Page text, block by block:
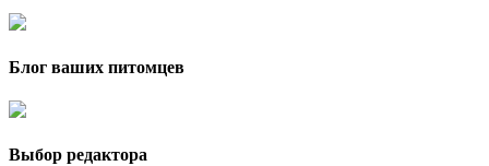
Блог ваших питомцев
Выбор редактора